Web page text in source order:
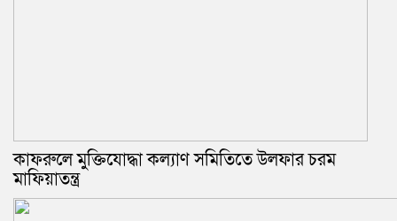
কাফরুলে মুক্তিযোদ্ধা কল্যাণ সমিতিতে উলফার চরম
মাফিয়াতন্ত্র